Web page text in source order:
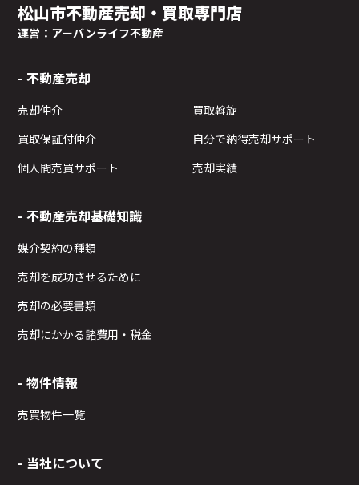
松山市不動産売却・買取専門店
運営：アーバンライフ不動産
不動産売却
売却仲介
買取斡旋
買取保証付仲介
自分で納得売却サポート
個人間売買サポート
売却実績
不動産売却基礎知識
媒介契約の種類
売却を成功させるために
売却の必要書類
売却にかかる諸費用・税金
物件情報
売買物件一覧
当社について